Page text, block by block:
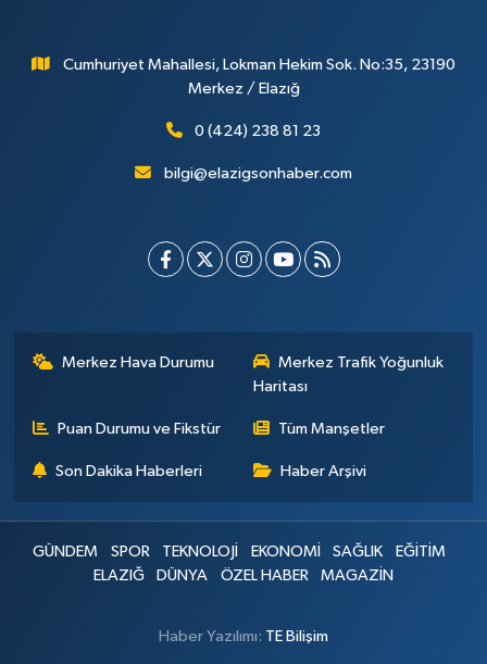
Cumhuriyet Mahallesi, Lokman Hekim Sok. No:35, 23190
Merkez / Elazığ
0 (424) 238 81 23
bilgi@elazigsonhaber.com
Merkez Hava Durumu
Merkez Trafik Yoğunluk
Haritası
Puan Durumu ve Fikstür Tüm Manşetler
Son Dakika Haberleri Haber Arşivi
GÜNDEM SPOR TEKNOLOJİ EKONOMİ SAĞLIK
EĞİTİM
ELAZIĞ
DÜNYA ÖZEL HABER MAGAZİN
Haber Yazılımı: TE Bilişim